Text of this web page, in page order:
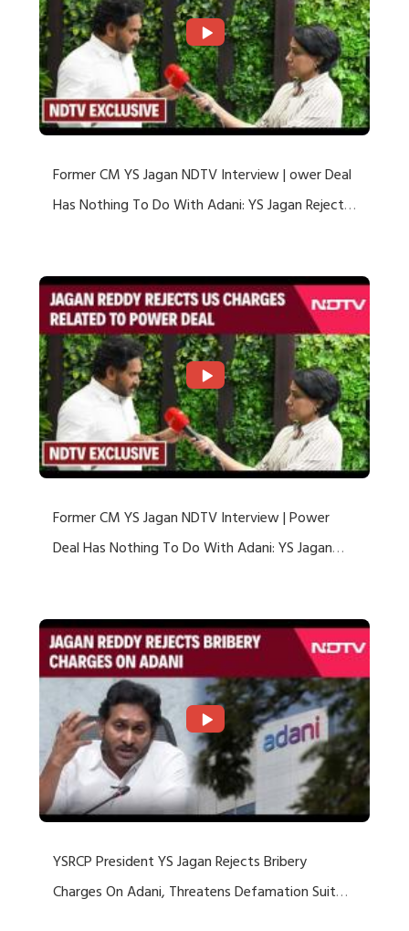
Former CM YS Jagan NDTV Interview | ower Deal
Has Nothing To Do With Adani: YS Jagan Rejects
Former CM YS Jagan NDTV Interview | Power
Deal Has Nothing To Do With Adani: YS Jagan
YSRCP President YS Jagan Rejects Bribery
Charges On Adani, Threatens Defamation Suit